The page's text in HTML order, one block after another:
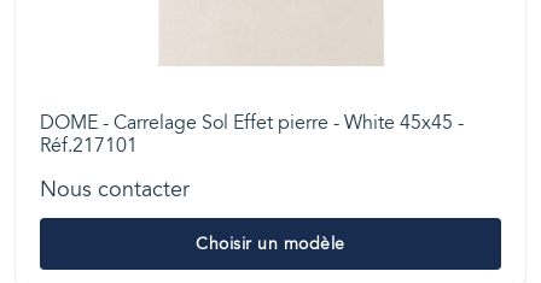
DOME - Carrelage Sol Effet pierre - White 45x45 -
Réf.217101
Nous contacter
Choisir un modèle